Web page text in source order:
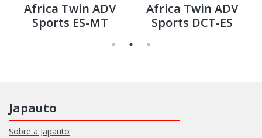
Africa Twin ADV
Sports ES-MT
Africa Twin ADV
Sports DCT-ES
Japauto
Sobre a Japauto